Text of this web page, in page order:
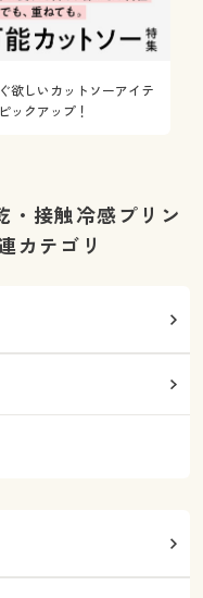
欲しいカットソーアイテ
ックアップ！
・接触冷感プリン
カテゴリ